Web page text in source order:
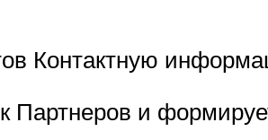
Контактную
Партнеров и